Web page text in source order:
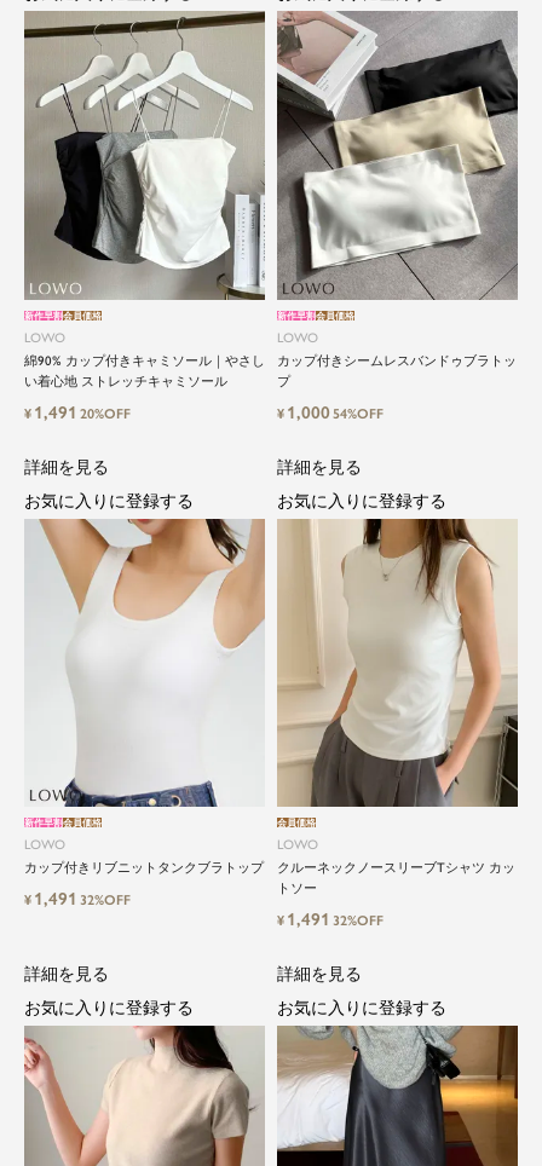
LOWO
綿90% カップ付きキャミソール｜やさし
い着心地 ストレッチキャミソール
新作早割会員価格
¥ 1,491 20%OFF
LOWO
カップ付きシームレスバンドゥブラトッ
プ
新作早割会員価格
¥ 1,00054%OFF
LOWO
カップ付きリブニットタンクブラトップ
新作早割会員価格
¥ 1,491 32%OFF
詳細を見る
お気に入りに登録する
LOWO
クルーネックノースリーブTシャツ カッ
トソー
会員価格
¥ 1,491 32%OFF
詳細を見る
お気に入りに登録する
詳細を見る
お気に入りに登録する
詳細を見る
お気に入りに登録する